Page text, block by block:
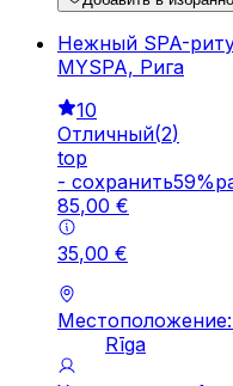
Нежный SPA-
MYSPA, Рига
10
Отличный(2)
top
- cохранить59%
85,00 €
35,00 €
Rīga